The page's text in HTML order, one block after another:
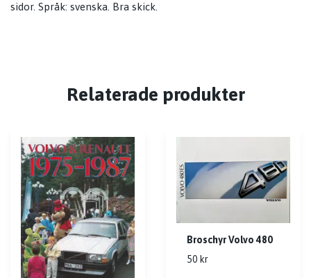
sidor. Språk: svenska. Bra skick.
Relaterade produkter
Broschyr Volvo 480
50 kr